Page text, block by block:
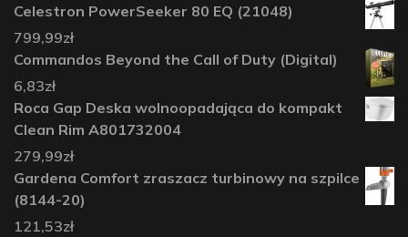
Celestron PowerSeeker 80 EQ (21048)
799,99zł
Commandos Beyond the Call of Duty (Digital)
6,83zł
Roca Gap Deska wolnoopadająca do kompakt
Clean Rim A801732004
279,99zł
Gardena Comfort zraszacz turbinowy na szpilce
(8144-20)
121,53zł